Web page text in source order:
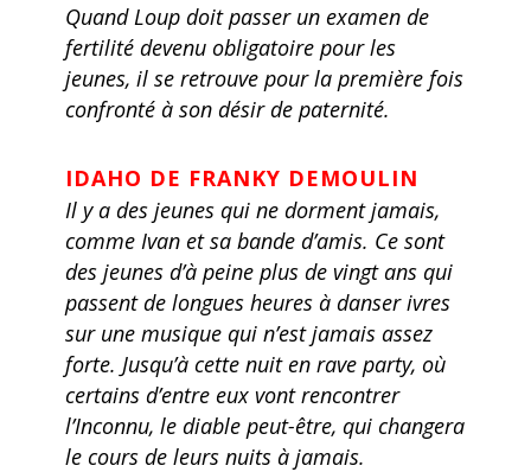
Quand Loup doit passer un examen de
fertilité devenu obligatoire pour les
jeunes, il se retrouve pour la première fois
confronté à son désir de paternité.
IDAHO DE FRANKY DEMOULIN
Il y a des jeunes qui ne dorment jamais,
comme Ivan et sa bande d’amis. Ce sont
des jeunes d’à peine plus de vingt ans qui
passent de longues heures à danser ivres
sur une musique qui n’est jamais assez
forte. Jusqu’à cette nuit en rave party, où
certains d’entre eux vont rencontrer
l’Inconnu, le diable peut-être, qui changera
le cours de leurs nuits à jamais.